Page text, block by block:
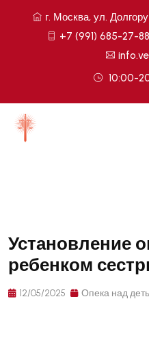
г. Москва, ул.
+7 (991) 685-27-88
10:00-
Установление
ребенком
12/05/2025 Опека над